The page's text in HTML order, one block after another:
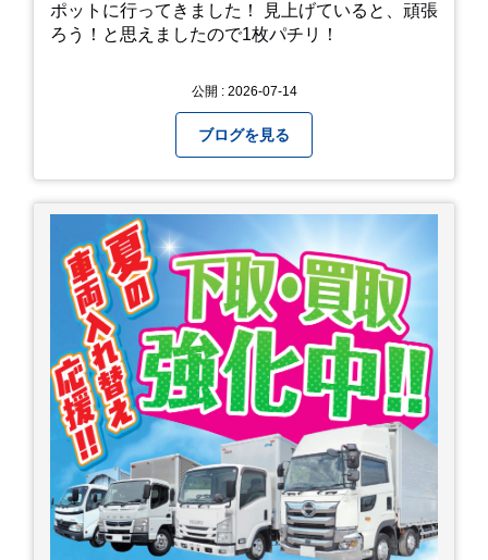
ポットに行ってきました！ 見上げていると、頑張
ろう！と思えましたので1枚パチリ！
公開 : 2026-07-14
ブログを見る